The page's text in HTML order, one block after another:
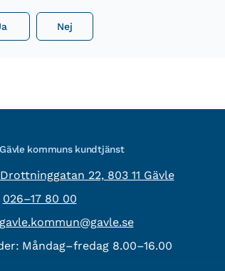
Nej
kommuns kundtjänst
besöksadress:
Drottninggatan 22, 803 11 Gävle
Telefon:
026–17 80 00
E-post:
gavle.kommun@gavle.se
Måndag–fredag 8.00–16.00